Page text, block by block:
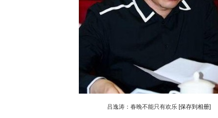
吕逸涛：春晚不能只有欢乐 [保存到相册]